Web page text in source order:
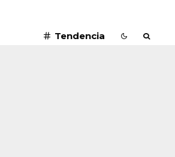
Tendencia